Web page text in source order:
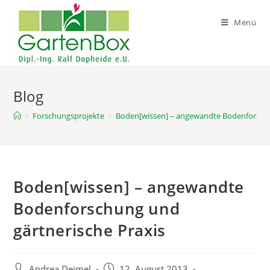
springen
Menü
Blog
> Forschungsprojekte > Boden[wissen] – angewandte
Boden[wissen] – angewandte
Bodenforschung und
gärtnerische Praxis